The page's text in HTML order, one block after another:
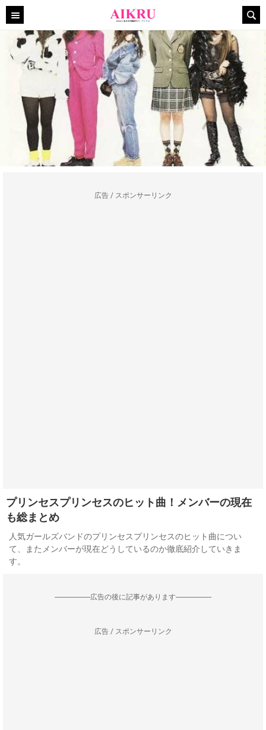
広告 / スポンサーリンク
プリンセスプリンセスのヒット曲！メンバーの現在
も総まとめ
人気ガールズバンドのプリンセスプリンセスのヒット曲につい
て、またメンバーが現在どうしているのか徹底紹介していきま
す。
--------------------広告の後に記事があります--------------------
広告 / スポンサーリンク